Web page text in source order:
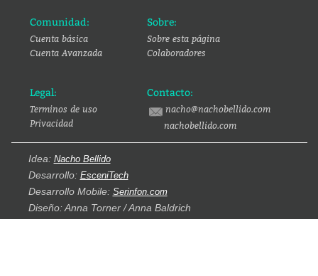
Comunidad:
Cuenta básica
Cuenta Avanzada
Sobre:
Sobre esta página
Colaboradores
Legal:
Terminos de uso
Privacidad
Contacto:
nacho@nachobellido.com
nachobellido.com
Idea: Nacho Bellido
Desarrollo: EsceniTech
Desarrollo Mobile: Serinfon.com
Diseño: Anna Torner / Anna Baldrich